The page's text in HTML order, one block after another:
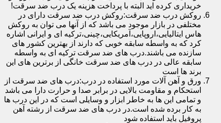
خریداری کرده اید البته با پرداخت هزینه یک درب ضد سرقت!
روکش درب ضد سرقت:روکش درب ضد سرقت دارای در
مختلفی در بازار موجود می باشد که از آنها می توان به روکش
هاس ایتالیایی،اروپایی،آمریکایی،چینی،ترکیه ای و ایرانی اشاره
کرد که به واسطه سابقه خوبی که دارند از بهترین کشور های
سازنده می باشند.درب های ضد سرقت ترکیه ای به واسطه
سابقه عالی در درب های ضد سرقت خانگی از برترین های این
برند ها است
ورق و آهن آلات مورد استفاده در درب:درب های ضد سرقت از
استحکام و مقاومت بالایی در برابر صدا و حرارت دارا می باشد
و تمامی این ها به خاطر ابزار و وسایلی است که در این درب ها
به کار برده شده است.در درب های ضد سرقت از رشته آهن
پروفیل باید استفاده شود